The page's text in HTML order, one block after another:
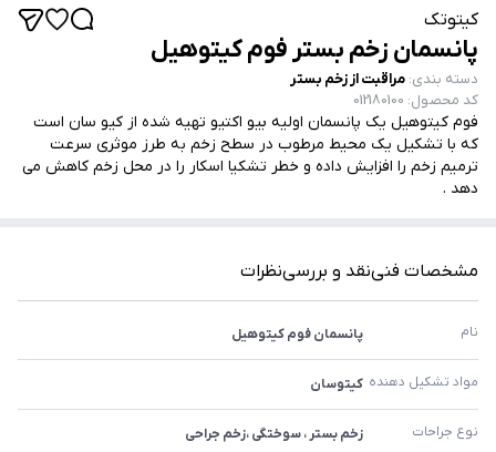
کیتوتک
پانسمان زخم بستر فوم کیتوهیل
دسته بندی: مراقبت از زخم بستر
کد محصول:
012180100
فوم کیتوهیل یک پانسمان اولیه بیو اکتیو تهیه شده از کیو سان است
که با تشکیل یک محیط مرطوب در سطح زخم به طرز موثری سرعت
ترمیم زخم را افزایش داده و خطر تشکیا اسکار را در محل زخم کاهش می
دهد .
مشخصات فنینقد و بررسینظرات
نام پانسمان فوم کیتوهیل
مواد تشکیل دهنده کیتوسان
نوع جراحات زخم بستر ، سوختگی ،زخم جراحی